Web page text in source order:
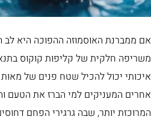
אם ממברנת האוסמוזה ההפוכה היא
משריפה חלקית של קליפות קוקוס
איכותי יכול להכיל שטח פנים של מאות
אחרים המעניקים למי הברז את הטעם
המרוכזת יותר, שבה גרגירי הפחם